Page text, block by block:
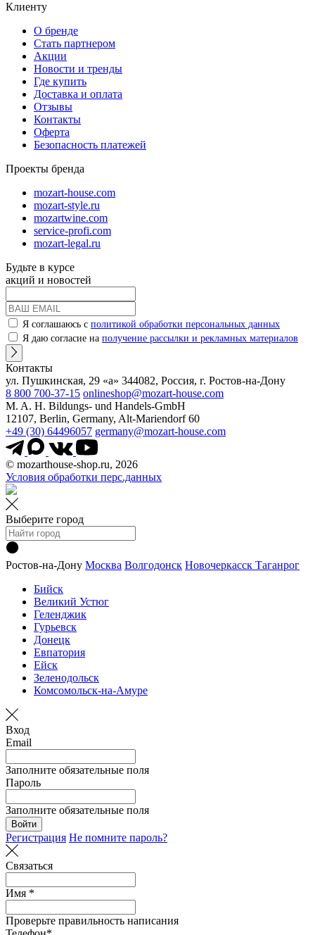
Клиенту
О бренде
Стать партнером
Акции
Новости и тренды
Где купить
Доставка и оплата
Отзывы
Контакты
Оферта
Безопасность платежей
Проекты бренда
mozart-house.com
mozart-style.ru
mozartwine.com
service-profi.com
mozart-legal.ru
Будьте в курсе
акций и новостей
Я соглашаюсь с политикой обработки персональных данных
Я даю согласие на получение рассылки и рекламных материалов
Контакты
ул. Пушкинская, 29 «а» 344082, Россия, г. Ростов-на-Дону
8 800 700-37-15 onlineshop@mozart-house.com
M. A. H. Bildungs- und Handels-GmbH
12107, Berlin, Germany, Alt-Mariendorf 60
+49 (30) 64496057 germany@mozart-house.com
© mozarthouse-shop.ru, 2026
Условия обработки перс.данных
Выберите город
Ростов-на-Дону Москва Волгодонск Новочеркасск Таганрог
Бийск
Великий Устюг
Геленджик
Гурьевск
Донецк
Евпатория
Ейск
Зеленодольск
Комсомольск-на-Амуре
Вход
Email
Заполните обязательные поля
Пароль
Заполните обязательные поля
Войти
Регистрация Не помните пароль?
Связаться
Имя *
Проверьте правильность написания